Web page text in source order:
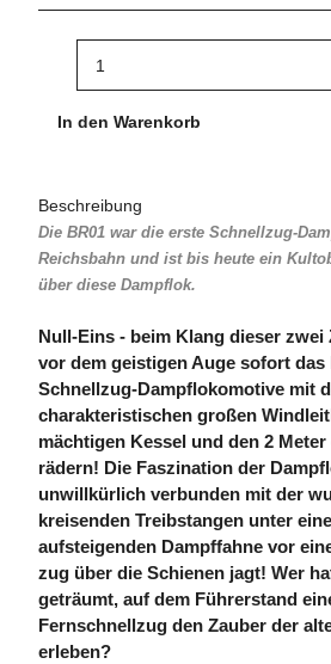
In den Warenkorb
Beschreibung
Die BR01 war die erste Schnellzug-
Reichsbahn und ist bis heute ein
über diese Dampflok.
Null-Eins - beim Klang dieser
vor dem geistigen Auge sofort
Schnellzug-Dampf­lokomotive mit
charakteristischen großen
mächtigen Kessel und den 2
rädern! Die Faszination der
unwillkürlich verbunden mit der
kreisenden Treib­stangen unter
aufsteigenden Dampf­fahne vor
zug über die Schienen jagt! Wer
geträumt, auf dem Führerstand
Fern­schnellzug den Zauber der
erleben?